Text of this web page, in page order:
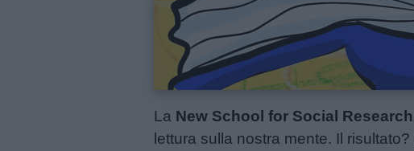
La New School for Social Research
lettura sulla nostra mente. Il risultato?